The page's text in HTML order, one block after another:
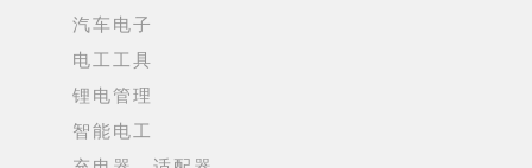
汽车电子
电工工具
锂电管理
智能电工